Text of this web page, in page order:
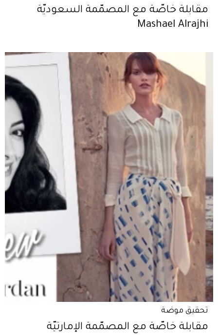
مقابلة خاصّة مع المصمّمة السعوديّة
Mashael Alrajhi
تحقيق موضة
مقابلة خاصّة مع المصمّمة الإمارتيّة